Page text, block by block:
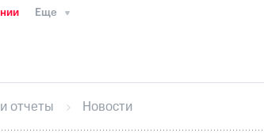
Еще
ИнтервьюФинансовая
секретарьРаскрытие
кабинет акционераАкционерный
отчеты Новости